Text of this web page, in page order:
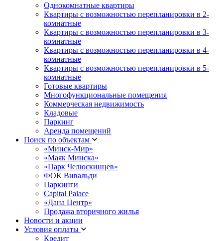
Однокомнатные квартиры
Квартиры с возможностью перепланировки в 2-
комнатные
Квартиры с возможностью перепланировки в 3-
комнатные
Квартиры с возможностью перепланировки в 4-
комнатные
Квартиры с возможностью перепланировки в 5-
комнатные
Готовые квартиры
Многофункциональные помещения
Коммерческая недвижимость
Кладовые
Паркинг
Аренда помещений
Поиск по объектам
«Минск-Мир»
«Маяк Минска»
«Парк Челюскинцев»
ФОК Вивальди
Паркинги
Capital Palace
«Дана Центр»
Продажа вторичного жилья
Новости и акции
Условия оплаты
Кредит